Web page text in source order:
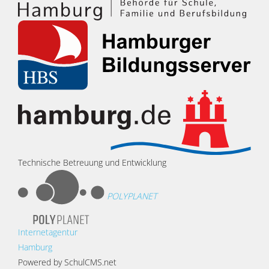
Technische Betreuung und Entwicklung
POLYPLANET
Internetagentur
Hamburg
Powered by SchulCMS.net